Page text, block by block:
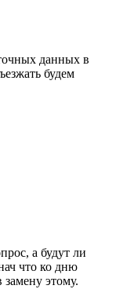
данных в
будем
а будут ли
что ко дню
этому.